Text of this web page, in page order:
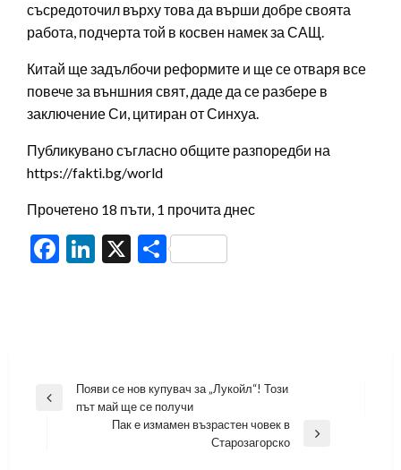
съсредоточил върху това да върши добре своята
работа, подчерта той в косвен намек за САЩ.
Китай ще задълбочи реформите и ще се отваря все
повече за външния свят, даде да се разбере в
заключение Си, цитиран от Синхуа.
Публикувано съгласно общите разпоредби на
https://fakti.bg/world
Прочетено 18 пъти, 1 прочита днес
Facebook
LinkedIn
X Share
Навигация
Previous
Появи се нов купувач за „Лукойл“! Този
път май ще се получи
Пак е измамен възрастен човек в
Старозагорско